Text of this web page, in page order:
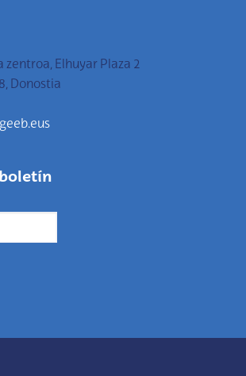
zentroa, Elhuyar Plaza 2
Donostia